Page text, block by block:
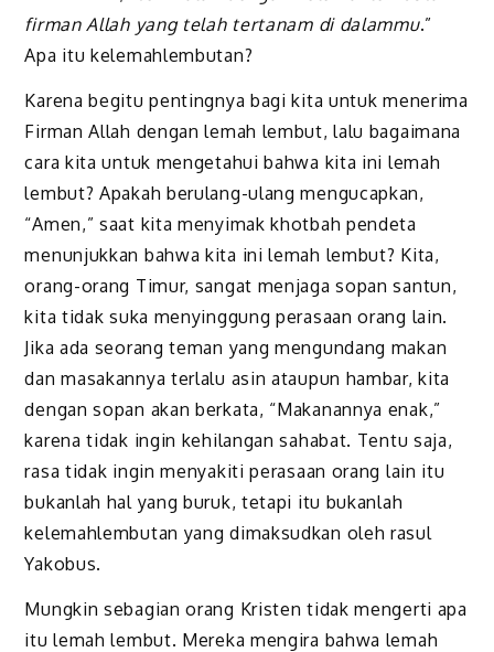
firman Allah yang telah tertanam di dalammu.”
Apa itu kelemahlembutan?
Karena begitu pentingnya bagi kita untuk menerima
Firman Allah dengan lemah lembut, lalu bagaimana
cara kita untuk mengetahui bahwa kita ini lemah
lembut? Apakah berulang-ulang mengucapkan,
“Amen,” saat kita menyimak khotbah pendeta
menunjukkan bahwa kita ini lemah lembut? Kita,
orang-orang Timur, sangat menjaga sopan santun,
kita tidak suka menyinggung perasaan orang lain.
Jika ada seorang teman yang mengundang makan
dan masakannya terlalu asin ataupun hambar, kita
dengan sopan akan berkata, “Makanannya enak,”
karena tidak ingin kehilangan sahabat. Tentu saja,
rasa tidak ingin menyakiti perasaan orang lain itu
bukanlah hal yang buruk, tetapi itu bukanlah
kelemahlembutan yang dimaksudkan oleh rasul
Yakobus.
Mungkin sebagian orang Kristen tidak mengerti apa
itu lemah lembut. Mereka mengira bahwa lemah